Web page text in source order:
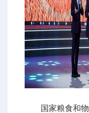
国家粮食和